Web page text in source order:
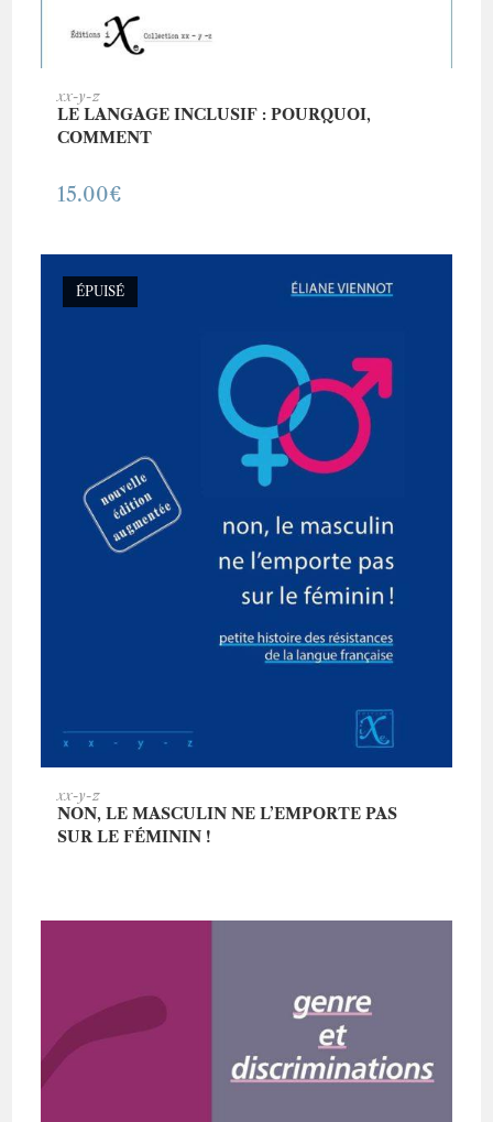
xx-y-z
LE LANGAGE INCLUSIF : POURQUOI,
COMMENT
15.00€
ÉPUISÉ
xx-y-z
NON, LE MASCULIN NE L’EMPORTE PAS
SUR LE FÉMININ !